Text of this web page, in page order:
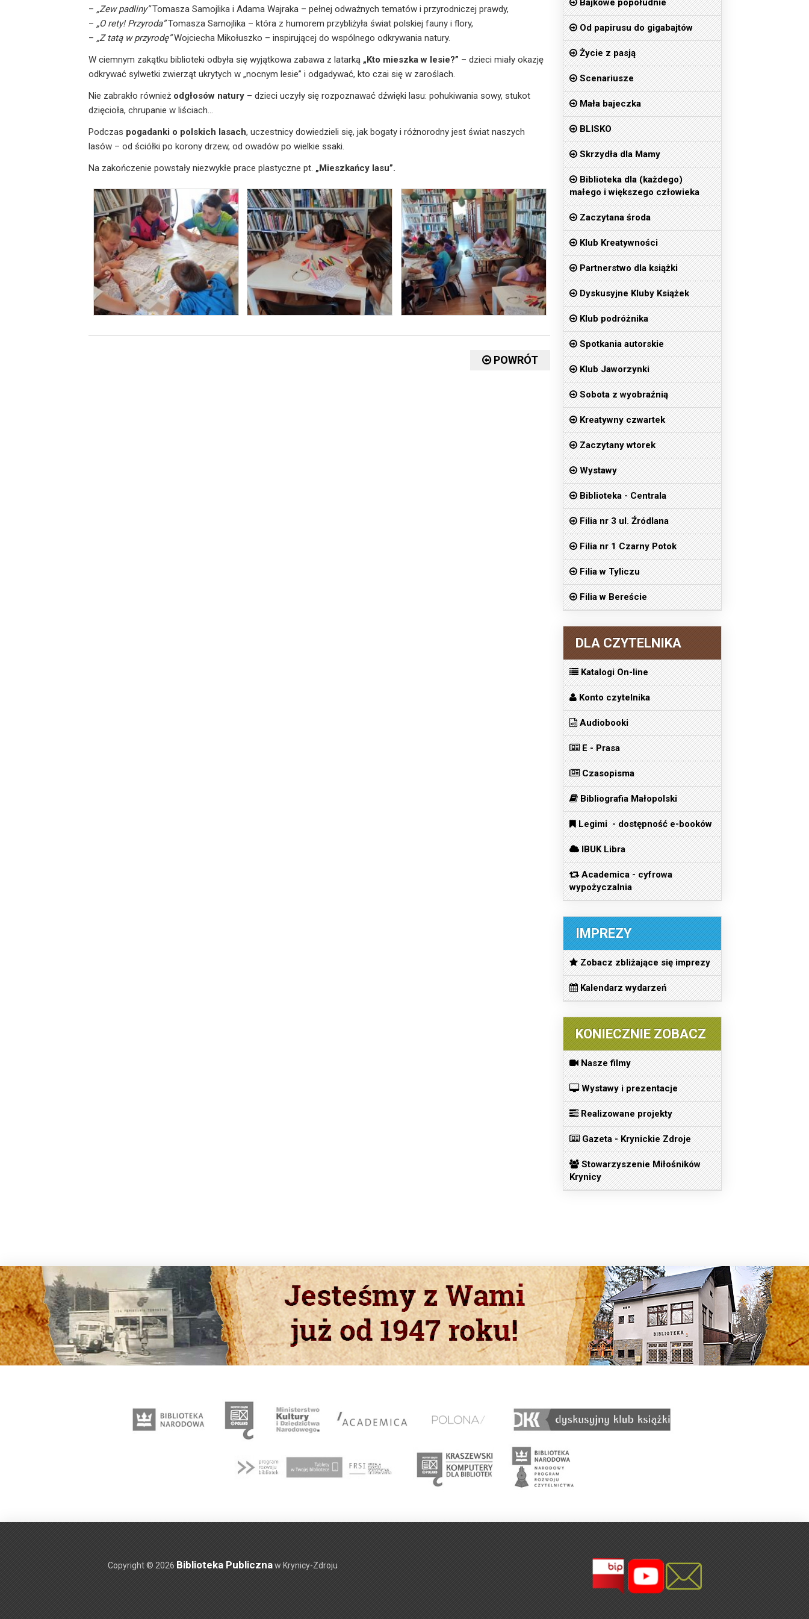
– „Zew padliny”Tomasza Samojlika i Adama Wajraka – pełnej odważnych tematów i przyrodniczej prawdy,
– „O rety! Przyroda”Tomasza Samojlika – która z humorem przybliżyła świat polskiej fauny i flory,
– „Z tatą w przyrodę”Wojciecha Mikołuszko – inspirującej do wspólnego odkrywania natury.
W ciemnym zakątku biblioteki odbyła się wyjątkowa zabawa z latarką „Kto mieszka w lesie?” – dzieci miały okazję
odkrywać sylwetki zwierząt ukrytych w „nocnym lesie” i odgadywać, kto czai się w zaroślach.
Nie zabrakło również odgłosów natury – dzieci uczyły się rozpoznawać dźwięki lasu: pohukiwania sowy, stukot
dzięcioła, chrupanie w liściach...
Podczas pogadanki o polskich lasach, uczestnicy dowiedzieli się, jak bogaty i różnorodny jest świat naszych
lasów – od ściółki po korony drzew, od owadów po wielkie ssaki.
Na zakończenie powstały niezwykłe prace plastyczne pt. „Mieszkańcy lasu”.
POWRÓT
Bajkowe popołudnie
Od papirusu do gigabajtów
Życie z pasją
Scenariusze
Mała bajeczka
BLISKO
Skrzydła dla Mamy
Biblioteka dla (każdego)
małego i większego człowieka
Zaczytana środa
Klub Kreatywności
Partnerstwo dla książki
Dyskusyjne Kluby Książek
Klub podróżnika
Spotkania autorskie
Klub Jaworzynki
Sobota z wyobraźnią
Kreatywny czwartek
Zaczytany wtorek
Wystawy
Biblioteka - Centrala
Filia nr 3 ul. Źródlana
Filia nr 1 Czarny Potok
Filia w Tyliczu
Filia w Bereście
DLA CZYTELNIKA
Katalogi On-line
Konto czytelnika
Audiobooki
E - Prasa
Czasopisma
Bibliografia Małopolski
Legimi - dostępność e-booków
IBUK Libra
Academica - cyfrowa
wypożyczalnia
IMPREZY
Zobacz zbliżające się imprezy
Kalendarz wydarzeń
KONIECZNIE ZOBACZ
Nasze filmy
Wystawy i prezentacje
Realizowane projekty
Gazeta - Krynickie Zdroje
Stowarzyszenie Miłośników
Krynicy
Copyright © 2026 Biblioteka Publicznaw Krynicy-Zdroju